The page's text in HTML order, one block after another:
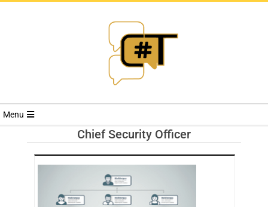
RIVISTA
TRENDS
Menu
Chief Security Officer